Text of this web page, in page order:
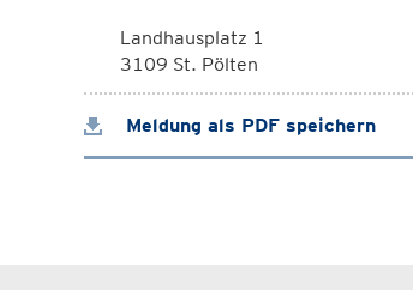
Landhausplatz 1
3109 St. Pölten
Meldung als PDF speichern